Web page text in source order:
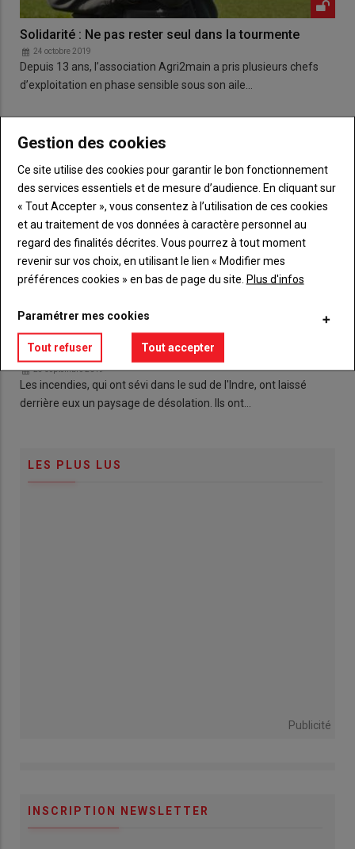
Solidarité : Ne pas rester seul dans la tourmente
24 octobre 2019
Depuis 13 ans, l’association Agri2main a pris plusieurs chefs
d’exploitation en phase sensible sous son aile…
Incendie : Unis face à la catasrophe
28 septembre 2019
Les incendies, qui ont sévi dans le sud de l'Indre, ont laissé
derrière eux un paysage de désolation. Ils ont…
LES PLUS LUS
Publicité
INSCRIPTION NEWSLETTER
Gestion des cookies
Ce site utilise des cookies pour garantir le bon fonctionnement
des services essentiels et de mesure d’audience. En cliquant sur
« Tout Accepter », vous consentez à l’utilisation de ces cookies
et au traitement de vos données à caractère personnel au
regard des finalités décrites. Vous pourrez à tout moment
revenir sur vos choix, en utilisant le lien « Modifier mes
préférences cookies » en bas de page du site. Plus d'infos
Paramétrer mes cookies
Tout refuser Tout accepter